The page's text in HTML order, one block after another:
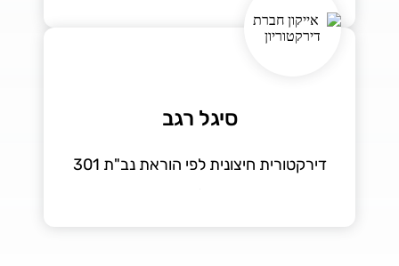
סיגל רגב
דירקטורית חיצונית לפי הוראת נב"ת 301